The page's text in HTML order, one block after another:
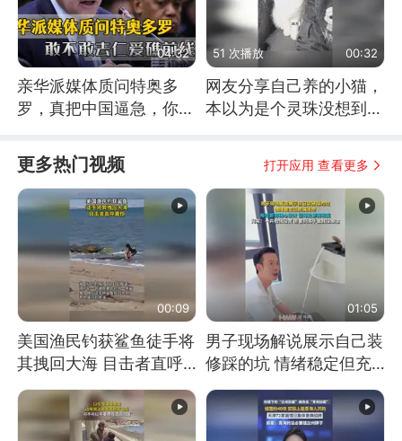
04:32
亲华派媒体质问特奥多
罗，真把中国逼急，你敢
51 次播放 00:32
网友分享自己养的小猫，
本以为是个灵珠没想到是
更多热门视频 打开应用 查看更多
00:09
美国渔民钓获鲨鱼徒手将
其拽回大海 目击者直呼
震惊 （视频来源：参考
消息）
01:05
男子现场解说展示自己装
修踩的坑 情绪稳定但充
满无奈 每处都有精心设
计 但每处都有瑕疵 网
友：一开始我没笑 但看